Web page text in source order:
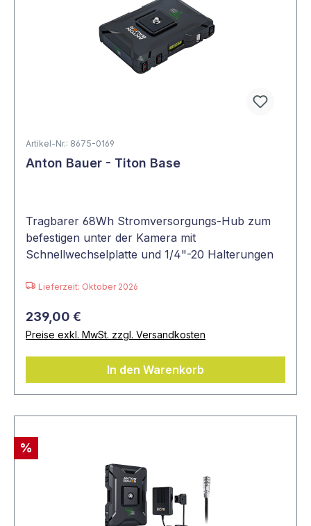
Artikel-Nr.: 8675-0169
Anton Bauer - Titon Base
Tragbarer 68Wh Stromversorgungs-Hub zum
befestigen unter der Kamera mit
Schnellwechselplatte und 1/4"-20 Halterungen
Lieferzeit: Oktober 2026
239,00 €
Preise exkl. MwSt. zzgl. Versandkosten
In den Warenkorb
%